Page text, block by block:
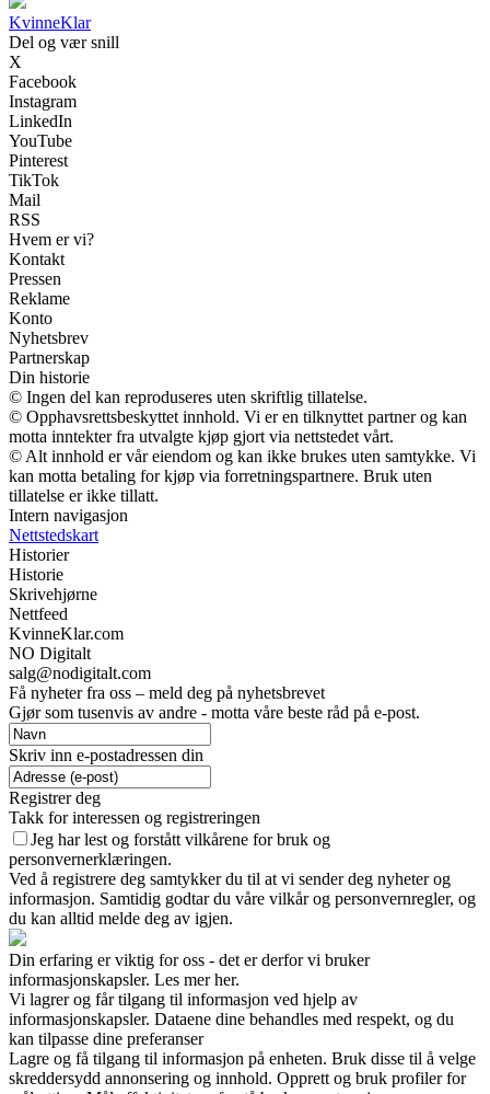
KvinneKlar
Del og vær snill
X
Facebook
Instagram
LinkedIn
YouTube
Pinterest
TikTok
Mail
RSS
Hvem er vi?
Kontakt
Pressen
Reklame
Konto
Nyhetsbrev
Partnerskap
Din historie
© Ingen del kan reproduseres uten skriftlig tillatelse.
© Opphavsrettsbeskyttet innhold. Vi er en tilknyttet partner og kan
motta inntekter fra utvalgte kjøp gjort via nettstedet vårt.
© Alt innhold er vår eiendom og kan ikke brukes uten samtykke. Vi
kan motta betaling for kjøp via forretningspartnere. Bruk uten
tillatelse er ikke tillatt.
Intern navigasjon
Nettstedskart
Historier
Historie
Skrivehjørne
Nettfeed
KvinneKlar.com
NO Digitalt
salg@nodigitalt.com
Få nyheter fra oss – meld deg på nyhetsbrevet
Gjør som tusenvis av andre - motta våre beste råd på e-post.
Skriv inn e-postadressen din
Registrer deg
Takk for interessen og registreringen
Jeg har lest og forstått vilkårene for bruk og
personvernerklæringen.
Ved å registrere deg samtykker du til at vi sender deg nyheter og
informasjon. Samtidig godtar du våre vilkår og personvernregler, og
du kan alltid melde deg av igjen.
Din erfaring er viktig for oss - det er derfor vi bruker
informasjonskapsler. Les mer her.
Vi lagrer og får tilgang til informasjon ved hjelp av
informasjonskapsler. Dataene dine behandles med respekt, og du
kan tilpasse dine preferanser
Lagre og få tilgang til informasjon på enheten. Bruk disse til å velge
skreddersydd annonsering og innhold. Opprett og bruk profiler for